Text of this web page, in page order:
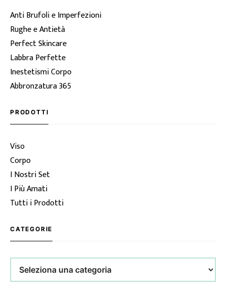
Anti Brufoli e Imperfezioni
Rughe e Antietà
Perfect Skincare
Labbra Perfette
Inestetismi Corpo
Abbronzatura 365
PRODOTTI
Viso
Corpo
I Nostri Set
I Più Amati
Tutti i Prodotti
CATEGORIE
Categorie